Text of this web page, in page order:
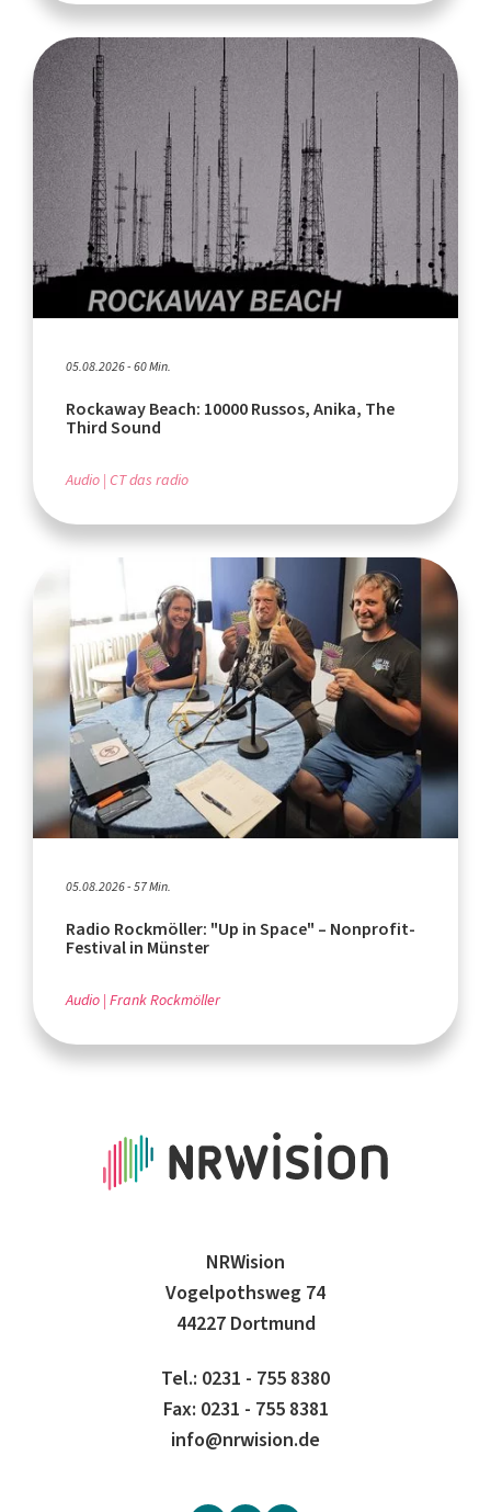
05.08.2026 - 60 Min.
Rockaway Beach: 10000 Russos, Anika, The
Third Sound
Audio CT das radio
05.08.2026 - 57 Min.
Radio Rockmöller: "Up in Space" – Nonprofit-
Festival in Münster
Audio Frank Rockmöller
NRWision
Vogelpothsweg 74
44227 Dortmund
Tel.: 0231 - 755 8380
Fax: 0231 - 755 8381
info@nrwision.de